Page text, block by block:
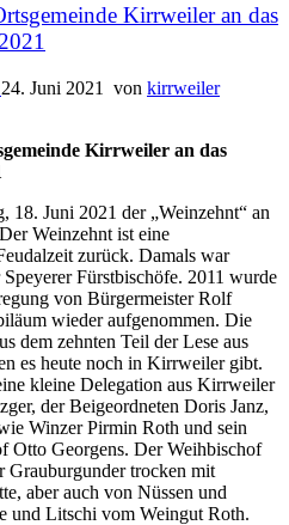
Kirrweiler an das
24. Juni 2021 von kirrweiler
Kirrweiler an das
18. Juni 2021 der „Weinzehnt“ an
Weinzehnt ist eine
zurück. Damals war
Fürstbischöfe. 2011 wurde
von Bürgermeister Rolf
wieder aufgenommen. Die
dem zehnten Teil der Lese aus
es heute noch in Kirrweiler gibt.
kleine Delegation aus Kirrweiler
der Beigeordneten Doris Janz,
Winzer Pirmin Roth und sein
Otto Georgens. Der Weihbischof
Grauburgunder trocken mit
aber auch von Nüssen und
und Litschi vom Weingut Roth.